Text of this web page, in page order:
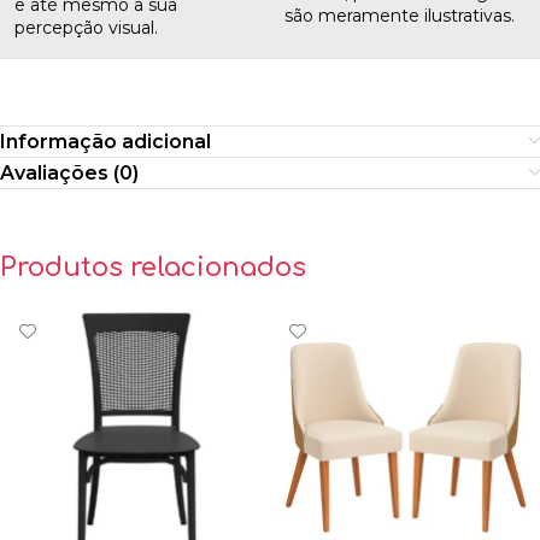
e até mesmo a sua
percepção visual.
são meramente ilustrativas.
Informação adicional
Avaliações (0)
Produtos relacionados